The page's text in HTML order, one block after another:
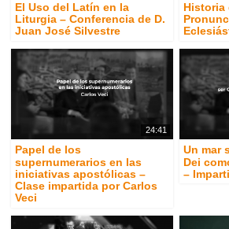
El Uso del Latín en la
Liturgia – Conferencia de D.
Juan José Silvestre
Historia
24:41
Papel de los
supernumerarios en las
iniciativas apostólicas –
Clase impartida por Carlos
Veci
Un mar
Dei
–